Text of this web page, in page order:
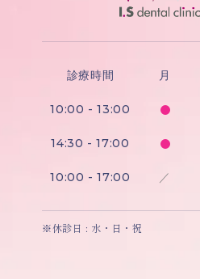
診療時間 月
10:00 - 13:00
14:30 - 17:00
10:00 - 17:00 ／
※休診日 : 水・日・祝